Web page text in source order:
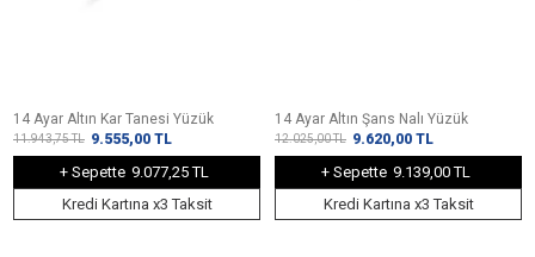
14 Ayar Altın Kar Tanesi Yüzük
11.943,75TL 9.555,00 TL
+ Sepette 9.077,25 TL
Kredi Kartına x3 Taksit
14 Ayar Altın Şans Nalı Yüzük
12.025,00TL 9.620,00 TL
+ Sepette 9.139,00 TL
Kredi Kartına x3 Taksit